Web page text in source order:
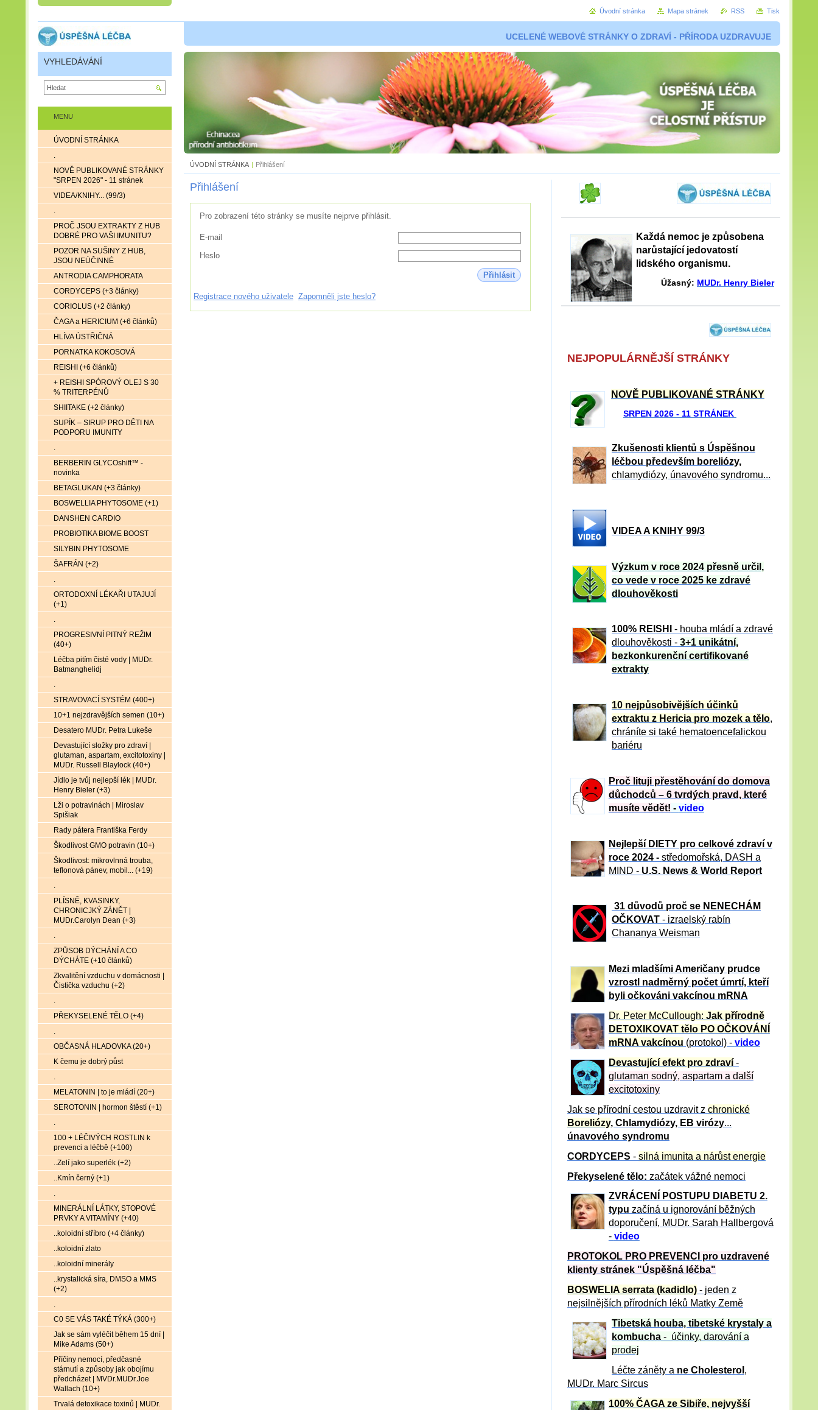
UCELENÉ WEBOVÉ STRÁNKY O ZDRAVÍ - PŘÍRODA UZDRAVUJE
ÚVODNÍ STRÁNKA | Přihlášení
Přihlášení
Pro zobrazení této stránky se musíte nejprve přihlásit.
E-mail
Heslo
Přihlásit
Registrace nového uživatele Zapomněli jste heslo?
Každá nemoc je způsobena
narůstající jedovatostí
lidského organismu.
Úžasný: MUDr. Henry Bieler
NEJPOPULÁRNĚJŠÍ STRÁNKY
NOVĚ PUBLIKOVANÉ STRÁNKY
SRPEN 2026 - 11 STRÁNEK
Zkušenosti klientů s Úspěšnou
léčbou především boreliózy,
chlamydiózy, únavového syndromu...
VIDEA A KNIHY 99/3
Výzkum v roce 2024 přesně určil,
co vede v roce 2025 ke zdravé
dlouhověkosti
100% REISHI
- houba mládí a zdravé
dlouhověkosti - 3+1 unikátní,
bezkonkurenční certifikované
extrakty
10 nejpůsobivějších účinků
extraktu z Hericia pro mozek a tělo,
chráníte si také hematoencefalickou
bariéru
Proč lituji přestěhování do domova
důchodců – 6 tvrdých pravd, které
musíte vědět! - video
Nejlepší DIETY pro celkové zdraví v
roce 2024 - středomořská, DASH a
MIND - U.S. News & World Report
31 důvod ů proč se NENECHÁM
OČKOVAT - izraelský rabín
Chananya Weisman
Mezi mladšími Američany prudce
vzrostl nadměrný počet úmrtí, kteří
byli očkováni vakcínou mRNA
Dr. Peter McCullough: Jak přírodně
DETOXIKOVAT tělo PO OČKOVÁNÍ
mRNA vakcínou (protokol) - video
Devastující efekt pro zdraví-
glutaman sodný, aspartam a další
excitotoxiny
Jak se přírodní cestou uzdravit z chronické
Boreliózy, Chlamydiózy, EB virózy...
únavového syndromu
CORDYCEPS - silná imunita a nárůst energie
Překyselené tělo: začátek vážné nemoci
ZVRÁCE NÍ POSTUPU DIABETU 2.
typu začíná u ignorování běžných
doporučení, MUDr. Sarah Hallbergová
- video
PROTOKOL PRO PREVENCI pro uzdravené
klienty stránek "Úspěšná léčba"
BOSWELIA serrata (kadidlo) - jeden z
nejsilnějších přírodních léků Matky Země
Tibetská houba, tibetské krystaly a
kombucha - účinky, darování a
prodej
Léčte záněty a ne Cholesterol ,
MUDr. Marc Sircus
100% ČAGA ze Sibiře, nejvyšší
MENU
ÚVODNÍ STRÁNKA
.
NOVĚ PUBLIKOVANÉ STRÁNKY
"SRPEN 2026" - 11 stránek
VIDEA/KNIHY... (99/3)
.
PROČ JSOU EXTRAKTY Z HUB
DOBRÉ PRO VAŠI IMUNITU?
POZOR NA SUŠINY Z HUB,
JSOU NEÚČINNÉ
ANTRODIA CAMPHORATA
CORDYCEPS (+3 články)
CORIOLUS (+2 články)
ČAGA a HERICIUM (+6 článků)
HLÍVA ÚSTŘIČNÁ
PORNATKA KOKOSOVÁ
REISHI (+6 článků)
+ REISHI SPÓROVÝ OLEJ S 30
% TRITERPÉNŮ
SHIITAKE (+2 články)
SUPÍK – SIRUP PRO DĚTI NA
PODPORU IMUNITY
.
BERBERIN GLYCOshift™ -
novinka
BETAGLUKAN (+3 články)
BOSWELLIA PHYTOSOME (+1)
DANSHEN CARDIO
PROBIOTIKA BIOME BOOST
SILYBIN PHYTOSOME
ŠAFRÁN (+2)
.
ORTODOXNÍ LÉKAŘI UTAJUJÍ
(+1)
.
PROGRESIVNÍ PITNÝ REŽIM
(40+)
Léčba pitím čisté vody | MUDr.
Batmanghelidj
.
STRAVOVACÍ SYSTÉM (400+)
10+1 nejzdravějších semen (10+)
Desatero MUDr. Petra Lukeše
Devastující složky pro zdraví |
glutaman, aspartam, excitotoxiny |
MUDr. Russell Blaylock (40+)
Jídlo je tvůj nejlepší lék | MUDr.
Henry Bieler (+3)
Lži o potravinách | Miroslav
Spišiak
Rady pátera Františka Ferdy
Škodlivost GMO potravin (10+)
Škodlivost: mikrovlnná trouba,
teflonová pánev, mobil... (+19)
.
PLÍSNĚ, KVASINKY,
CHRONICJKÝ ZÁNĚT |
MUDr.Carolyn Dean (+3)
.
ZPŮSOB DÝCHÁNÍ A CO
DÝCHÁTE (+10 článků)
Zkvalitění vzduchu v domácnosti |
Čistička vzduchu (+2)
.
PŘEKYSELENÉ TĚLO (+4)
.
OBČASNÁ HLADOVKA (20+)
K čemu je dobrý půst
.
MELATONIN | to je mládí (20+)
SEROTONIN | hormon štěstí (+1)
.
100 + LÉČIVÝCH ROSTLIN k
prevenci a léčbě (+100)
..Zelí jako superlék (+2)
..Kmín černý (+1)
.
MINERÁLNÍ LÁTKY, STOPOVÉ
PRVKY A VITAMÍNY (+40)
..koloidní stříbro (+4 články)
..koloidní zlato
..koloidní minerály
..krystalická síra, DMSO a MMS
(+2)
.
C0 SE VÁS TAKÉ TÝKÁ (300+)
Jak se sám vyléčit během 15 dní |
Mike Adams (50+)
Příčiny nemocí, předčasné
stárnutí a způsoby jak obojímu
předcházet | MVDr.MUDr.Joe
Wallach (10+)
Trvalá detoxikace toxinů | MUDr.
VYHLEDÁVÁNÍ
Úvodní stránka Mapa stránek RSS Tisk